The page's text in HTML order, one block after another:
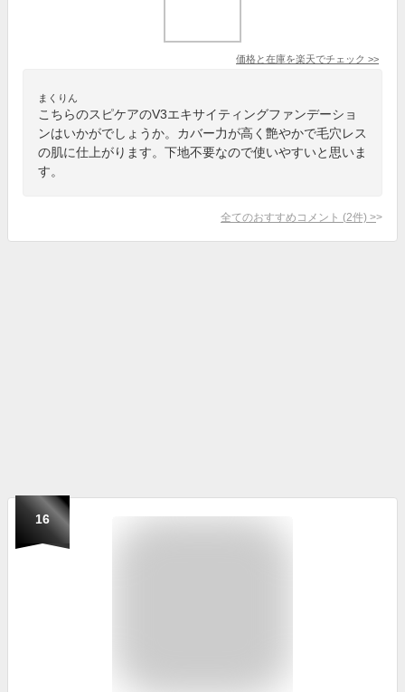
価格と在庫を楽天でチェック >>
まくりん
こちらのスピケアのV3エキサイティングファンデーショ
ンはいかがでしょうか。カバー力が高く艶やかで毛穴レス
の肌に仕上がります。下地不要なので使いやすいと思いま
す。
全てのおすすめコメント (2件) >
16